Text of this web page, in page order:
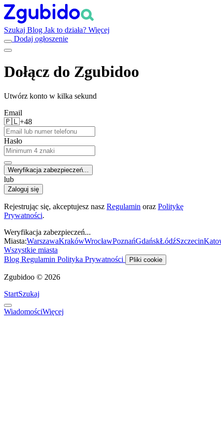
Szukaj Blog Jak to działa? Więcej
Dodaj ogłoszenie
Dołącz do Zgubidoo
Utwórz konto w kilka sekund
Email
🇵🇱+48
Hasło
Weryfikacja zabezpieczeń...
lub
Zaloguj się
Rejestrując się, akceptujesz nasz Regulamin oraz Politykę
Prywatności.
Weryfikacja zabezpieczeń...
Miasta:WarszawaKrakówWrocławPoznańGdańskŁódźSzczecin
Wszystkie miasta
Blog Regulamin Polityka Prywatności Pliki cookie
Zgubidoo © 2026
StartSzukaj
WiadomościWięcej